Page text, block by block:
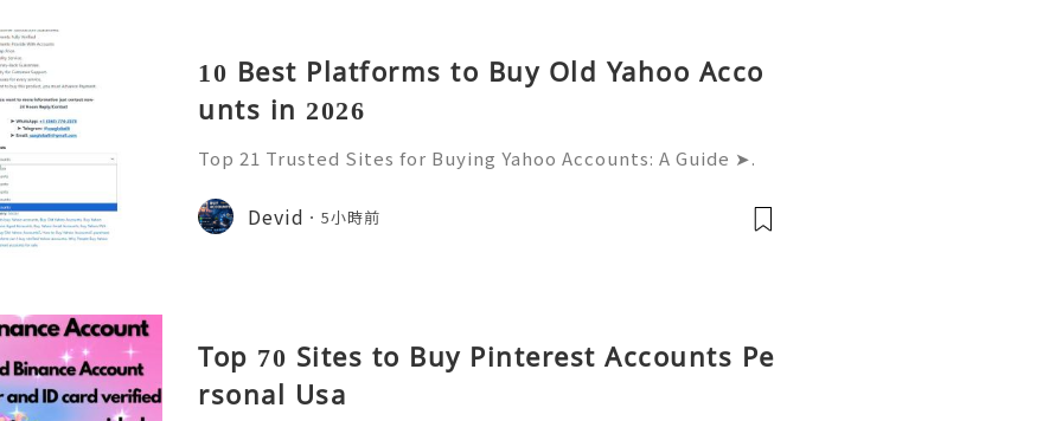
10 Best Platforms to Buy Old Yahoo Acco
unts in 2026
Top 21 Trusted Sites for Buying Yahoo Accounts: A Guide ➤.
➤ Email: usaglobalit@gmail.com ➤.➤.........➤.➤..........➤.➤......
Devid 5小時前
Top 70 Sites to Buy Pinterest Accounts Pe
rsonal Usa